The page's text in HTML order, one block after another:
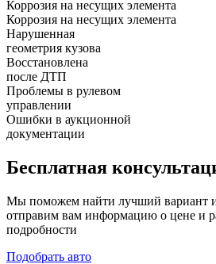
Коррозия на несущих элемента
Коррозия на несущих элемента
Нарушенная
геометрия кузова
Восстановлена
после ДТП
Проблемы в рулевом
управлении
Ошибки в аукционной
документации
Бесплатная
Мы поможем найти лучший вариант
отправим вам информацию о цене и
подробности
Подобрать авто